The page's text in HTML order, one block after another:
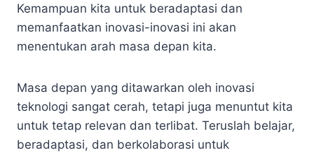
Kemampuan kita untuk beradaptasi dan
memanfaatkan inovasi-inovasi ini akan
menentukan arah masa depan kita.
Masa depan yang ditawarkan oleh inovasi
teknologi sangat cerah, tetapi juga menuntut kita
untuk tetap relevan dan terlibat. Teruslah belajar,
beradaptasi, dan berkolaborasi untuk